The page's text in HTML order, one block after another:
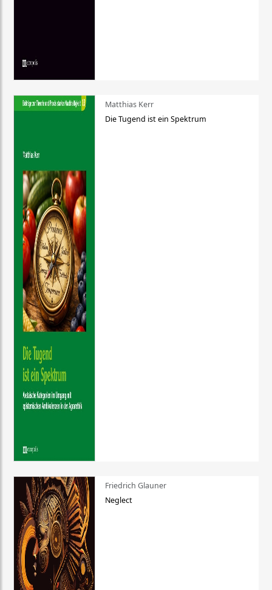
Matthias Kerr
Die Tugend ist ein Spektrum
Friedrich Glauner
Neglect